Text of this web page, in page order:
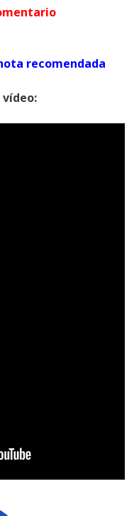
comentario
recomendada